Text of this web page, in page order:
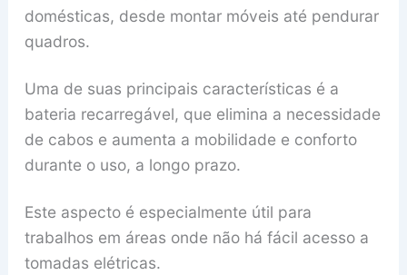
domésticas, desde montar móveis até pendurar
quadros.
Uma de suas principais características é a
bateria recarregável, que elimina a necessidade
de cabos e aumenta a mobilidade e conforto
durante o uso, a longo prazo.
Este aspecto é especialmente útil para
trabalhos em áreas onde não há fácil acesso a
tomadas elétricas.